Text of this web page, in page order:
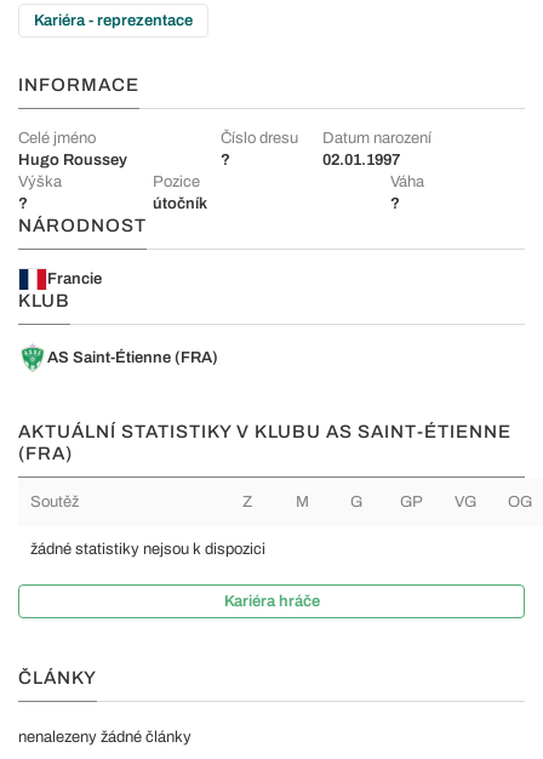
Kariéra - reprezentace
INFORMACE
Celé jméno
Hugo Roussey
Číslo dresu
?
Datum narození
02.01.1997
Výška
?
Pozice
útočník
Váha
?
NÁRODNOST
Francie
KLUB
AS Saint-Étienne (FRA)
AKTUÁLNÍ STATISTIKY V KLUBU AS SAINT-ÉTIENNE
(FRA)
Soutěž Z M G GP VG OG
žádné statistiky nejsou k dispozici
Kariéra hráče
ČLÁNKY
nenalezeny žádné články